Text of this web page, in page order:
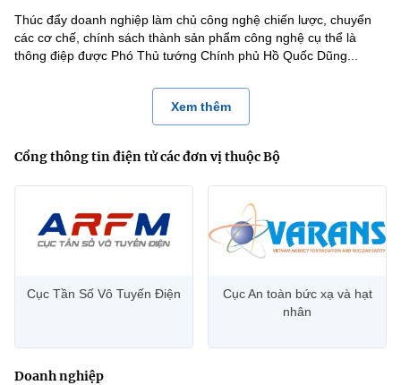
Thúc đẩy doanh nghiệp làm chủ công nghệ chiến lược, chuyển
các cơ chế, chính sách thành sản phẩm công nghệ cụ thể là
thông điệp được Phó Thủ tướng Chính phủ Hồ Quốc Dũng...
Xem thêm
Cổng thông tin điện tử các đơn vị thuộc Bộ
Cục Tần Số Vô Tuyến Điện
Cục An toàn bức xạ và hạt
nhân
Doanh nghiệp